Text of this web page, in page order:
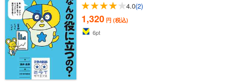
4.0(2)
1,320 円 (税込)
6pt